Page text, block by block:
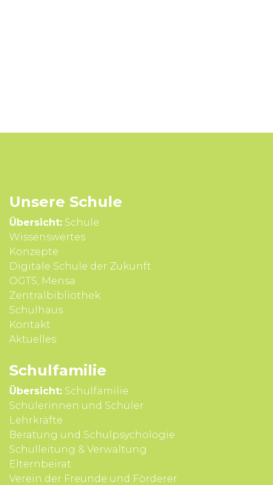
Unsere Schule
Übersicht: Schule
Wissens­wertes
Konzepte
Digitale Schule der Zukunft
OGTS, Mensa
Zentralbibliothek
Schulhaus
Kontakt
Aktuelles
Schul­familie
Übersicht: Schulfamilie
Schülerinnen und Schüler
Lehrkräfte
Beratung und Schul­psycho­logie
Schul­leitung & Verwal­tung
Eltern­beirat
Verein der Freunde und Förderer